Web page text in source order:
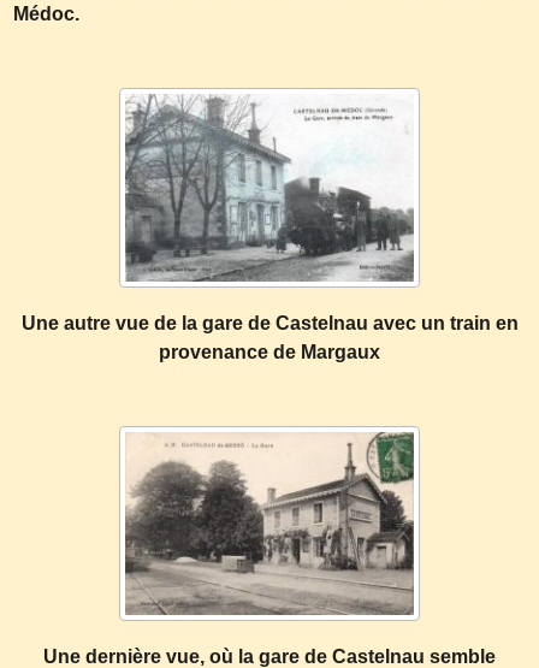
Médoc.
Une autre vue de la gare de Castelnau avec un train en
provenance de Margaux
Une dernière vue, où la gare de Castelnau semble